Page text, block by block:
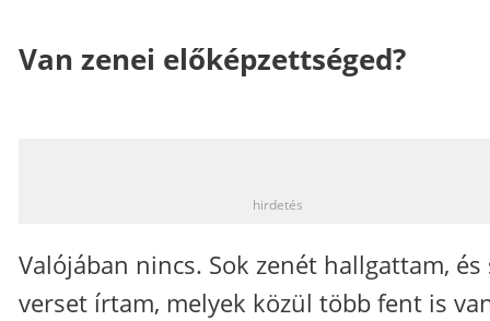
Van zenei előképzettséged?
hirdetés
Valójában nincs. Sok zenét hallgattam, és
verset írtam, melyek közül több fent is